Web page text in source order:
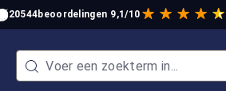
20544beoordelingen 9,1/10